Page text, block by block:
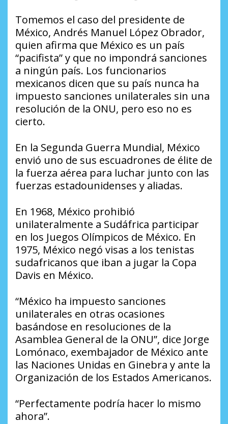
Tomemos el caso del presidente de
México, Andrés Manuel López Obrador,
quien afirma que México es un país
“pacifista” y que no impondrá sanciones
a ningún país. Los funcionarios
mexicanos dicen que su país nunca ha
impuesto sanciones unilaterales sin una
resolución de la ONU, pero eso no es
cierto.
En la Segunda Guerra Mundial, México
envió uno de sus escuadrones de élite de
la fuerza aérea para luchar junto con las
fuerzas estadounidenses y aliadas.
En 1968, México prohibió
unilateralmente a Sudáfrica participar
en los Juegos Olímpicos de México. En
1975, México negó visas a los tenistas
sudafricanos que iban a jugar la Copa
Davis en México.
“México ha impuesto sanciones
unilaterales en otras ocasiones
basándose en resoluciones de la
Asamblea General de la ONU”, dice Jorge
Lomónaco, exembajador de México ante
las Naciones Unidas en Ginebra y ante la
Organización de los Estados Americanos.
“Perfectamente podría hacer lo mismo
ahora”.